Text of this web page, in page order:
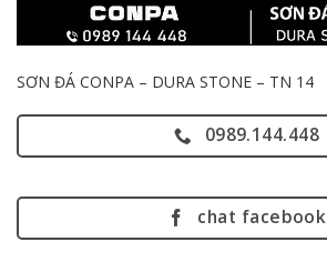
SƠN ĐÁ CONPA – DURA STONE – TN 14
0989.144.448
chat facebook